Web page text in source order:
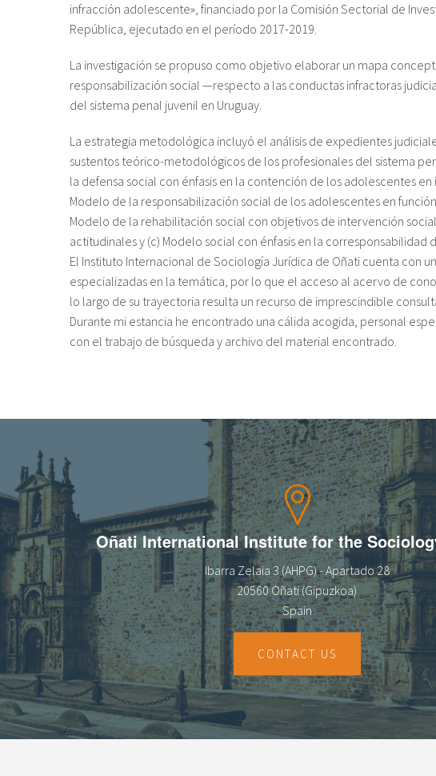
infracción adolescente», financiado por la Comisión Sectorial de
República, ejecutado en el período 2017-2019.
La investigación se propuso como objetivo elaborar un mapa
responsabilización social —respecto a las conductas infractoras
del sistema penal juvenil en Uruguay.
La estrategia metodológica incluyó el análisis de expedientes
sustentos teórico-metodológicos de los profesionales del sistema
la defensa social con énfasis en la contención de los adolescentes
Modelo de la responsabilización social de los adolescentes en
Modelo de la rehabilitación social con objetivos de intervención
actitudinales y (c) Modelo social con énfasis en la corresponsabilidad
El Instituto Internacional de Sociología Jurídica de Oñati cuenta con
especializadas en la temática, por lo que el acceso al acervo de
lo largo de su trayectoria resulta un recurso de imprescindible
Durante mi estancia he encontrado una cálida acogida, personal
con el trabajo de búsqueda y archivo del material encontrado.
Oñati International Institute for the
Ibarra Zelaia 3 (AHPG) - Apartado 28
20560 Oñati (Gipuzkoa)
Spain
CONTACT US